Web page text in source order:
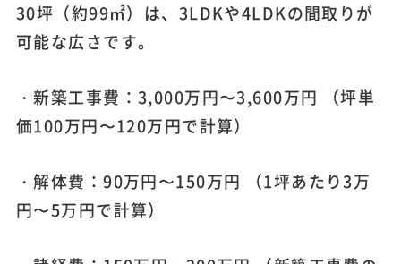
30坪（約99㎡）は、3LDKや4LDKの間取りが
可能な広さです。
・新築工事費：3,000万円〜3,600万円 （坪単
価100万円〜120万円で計算）
・解体費：90万円〜150万円 （1坪あたり3万
円〜5万円で計算）